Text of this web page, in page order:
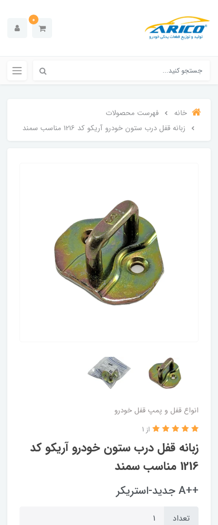
0
خانه
فهرست محصولات
زبانه قفل درب ستون خودرو آریکو کد 1216 مناسب سمند
انواع قفل و پمپ قفل خودرو
زبانه قفل درب ستون خودرو آریکو کد
1216 مناسب سمند
از 1
++A جدید-استریکر
تعداد